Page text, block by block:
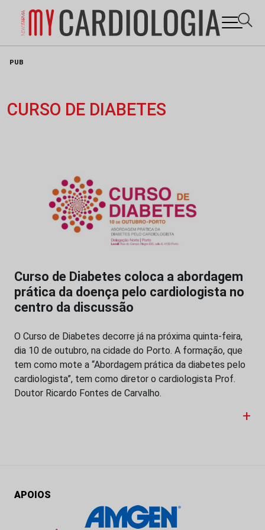
PUB
CURSO DE DIABETES
Curso de Diabetes coloca a abordagem
prática da doença pelo cardiologista no
centro da discussão
O Curso de Diabetes decorre já na próxima quinta-feira,
dia 10 de outubro, na cidade do Porto. A formação, que
tem como mote a “Abordagem prática da diabetes pelo
cardiologista”, tem como diretor o cardiologista Prof.
Doutor Ricardo Fontes de Carvalho.
+
APOIOS